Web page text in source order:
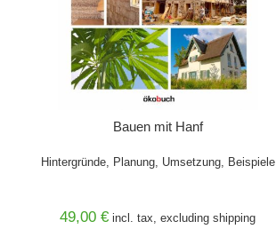
Bauen mit Hanf
Hintergründe, Planung, Umsetzung, Beispiele
49,00 € incl. tax, excludingshipping